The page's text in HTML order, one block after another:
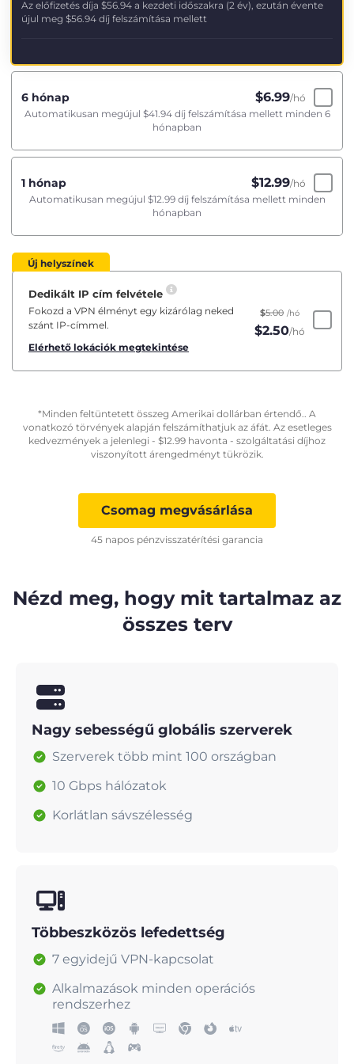
Az előfizetés díja $56.94 a kezdeti időszakra (2 év), ezután évente
újul meg $56.94 díj felszámítása mellett
6 hónap $6.99/hó
Automatikusan megújul $41.94díj felszámítása mellett minden 6
hónapban
1 hónap $12.99/hó
Automatikusan megújul $12.99díj felszámítása mellett minden
hónapban
Új helyszínek
Dedikált IP cím felvétele
Fokozd a VPN élményt egy kizárólag neked
szánt IP-címmel.
Elérhető lokációk megtekintése
$5.00 /hó
$2.50/hó
*Minden feltüntetett összeg Amerikai dollárban értendő.. A
vonatkozó törvények alapján felszámíthatjuk az áfát. Az esetleges
kedvezmények a jelenlegi - $12.99 havonta - szolgáltatási díjhoz
viszonyított árengedményt tükrözik.
Csomag megvásárlása
45 napos pénzvisszatérítési garancia
Nézd meg, hogy mit tartalmaz az
összes terv
Nagy sebességű globális szerverek
Szerverek több mint 100 országban
10 Gbps hálózatok
Korlátlan sávszélesség
Többeszközös lefedettség
7 egyidejű VPN-kapcsolat
Alkalmazások minden operációs
rendszerhez